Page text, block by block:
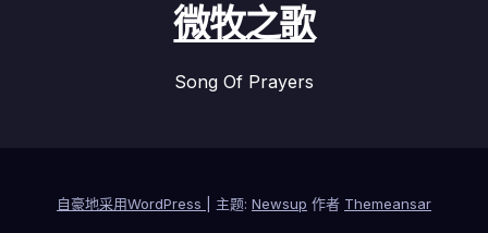
微牧之歌
Song Of Prayers
自豪地采用WordPress 主题: Newsup 作者 Themeansar